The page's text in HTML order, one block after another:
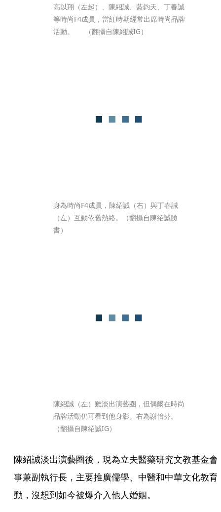
高以翔（左起）、陳紹誠、藍鈞天、丁春誠
等時尚F4成員，當紅時期經常出席時尚品牌
活動。	（翻攝自陳紹誠IG）
身為時尚F4成員，陳紹誠（右）與丁春誠
（左）互動依舊熱絡。（翻攝自陳紹誠臉
書）
陳紹誠（左）雖淡出演藝圈，但偶爾在時尚
品牌活動仍可看到他身影。右為謝怡芬。
（翻攝自陳紹誠IG）
陳紹誠淡出演藝圈後，現為立夫醫藥研究文教基金會
事兼副執行長，主要推廣儒學、中醫和中華文化教育
動，沒想到如今被爆介入他人婚姻。